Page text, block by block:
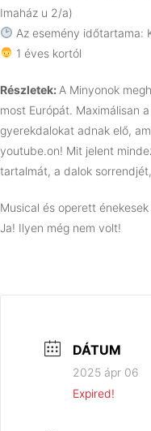
Imaház u 2/a)
Az esemény időtartama:
1 éves kortól
Részletek: A Minyonok
most Európát. Maximálisan
gyerekdalokat adnak elő,
youtube.on! Mit jelent
tartalmát, a dalok
Musical és operett
Ja! Ilyen még nem volt!
DÁTUM
2025 ápr 06
Expired!